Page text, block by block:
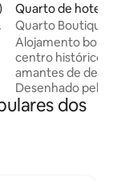
avaliação média
Quarto de hotel ⋅
Quarto Boutique
Histórico
Alojamento
centro histórico
amantes de
Desenhado pelo
cada um dos
dos